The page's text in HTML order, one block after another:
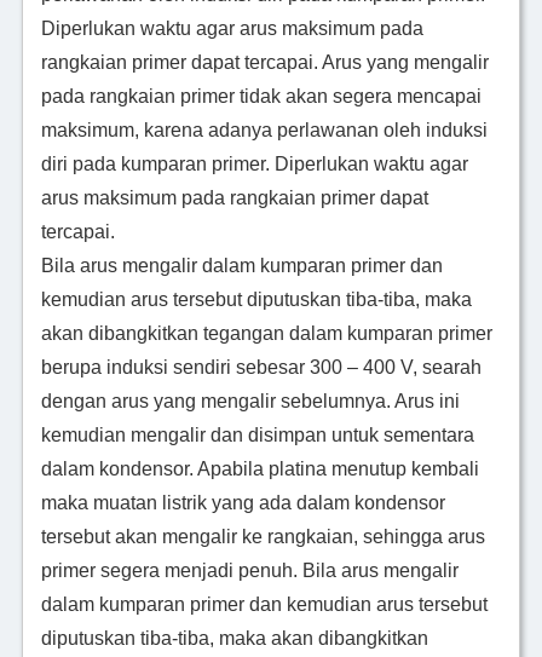
Diperlukan waktu agar arus maksimum pada
rangkaian primer dapat tercapai. Arus yang mengalir
pada rangkaian primer tidak akan segera mencapai
maksimum, karena adanya perlawanan oleh induksi
diri pada kumparan primer. Diperlukan waktu agar
arus maksimum pada rangkaian primer dapat
tercapai.
Bila arus mengalir dalam kumparan primer dan
kemudian arus tersebut diputuskan tiba-tiba, maka
akan dibangkitkan tegangan dalam kumparan primer
berupa induksi sendiri sebesar 300 – 400 V, searah
dengan arus yang mengalir sebelumnya. Arus ini
kemudian mengalir dan disimpan untuk sementara
dalam kondensor. Apabila platina menutup kembali
maka muatan listrik yang ada dalam kondensor
tersebut akan mengalir ke rangkaian, sehingga arus
primer segera menjadi penuh. Bila arus mengalir
dalam kumparan primer dan kemudian arus tersebut
diputuskan tiba-tiba, maka akan dibangkitkan